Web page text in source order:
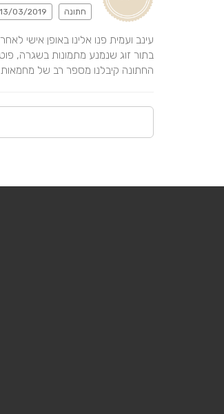
חתונה 13/03/2019
החתונה קיבלנו מספר רב של מחמאות